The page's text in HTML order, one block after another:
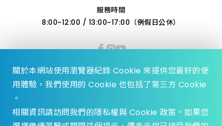
服務時間
8:00~12:00 / 13:00~17:00（例假日公休）
關於本網站使用瀏覽器紀錄 Cookie 來提供您最好的使
用體驗，我們使用的 Cookie 也包括了第三方 Cookie
。
相關資訊請訪問我們的隱私權與 Cookie 政策。如果您